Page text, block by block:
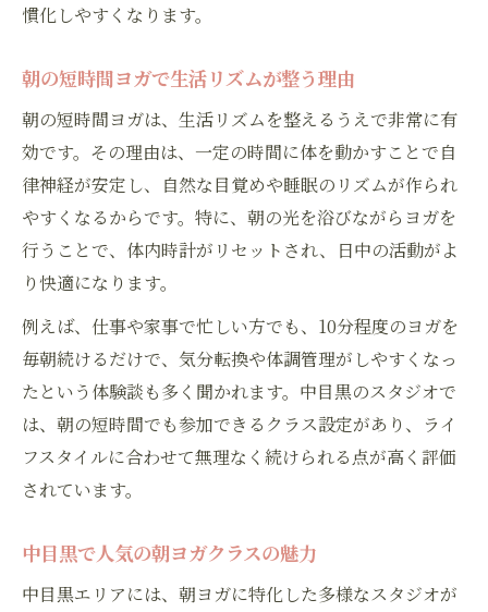
慣化しやすくなります。
朝の短時間ヨガで生活リズムが整う理由
朝の短時間ヨガは、生活リズムを整えるうえで非常に有
効です。その理由は、一定の時間に体を動かすことで自
律神経が安定し、自然な目覚めや睡眠のリズムが作られ
やすくなるからです。特に、朝の光を浴びながらヨガを
行うことで、体内時計がリセットされ、日中の活動がよ
り快適になります。
例えば、仕事や家事で忙しい方でも、10分程度のヨガを
毎朝続けるだけで、気分転換や体調管理がしやすくなっ
たという体験談も多く聞かれます。中目黒のスタジオで
は、朝の短時間でも参加できるクラス設定があり、ライ
フスタイルに合わせて無理なく続けられる点が高く評価
されています。
中目黒で人気の朝ヨガクラスの魅力
中目黒エリアには、朝ヨガに特化した多様なスタジオが